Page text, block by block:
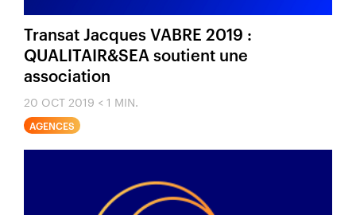
Transat Jacques VABRE 2019 :
QUALITAIR&SEA soutient une
association
20 OCT 2019 < 1 MIN.
AGENCES